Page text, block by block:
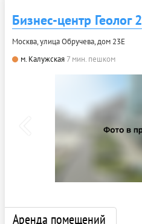
Бизнес-центр Геолог 2
Москва, улица Обручева, дом 23Е
м. Калужская 7 мин. пешком
Аренда помещений